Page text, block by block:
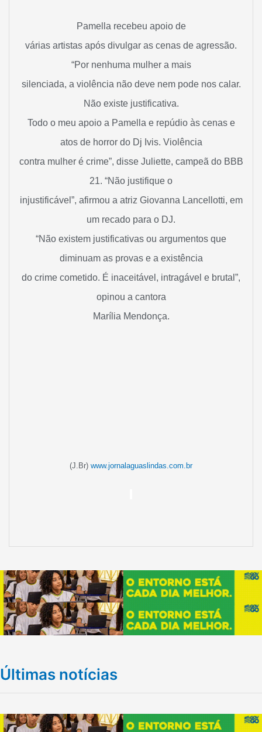
Pamella recebeu apoio de
várias artistas após divulgar as cenas de agressão.
“Por nenhuma mulher a mais
silenciada, a violência não deve nem pode nos calar.
Não existe justificativa.
Todo o meu apoio a Pamella e repúdio às cenas e
atos de horror do Dj Ivis. Violência
contra mulher é crime”, disse Juliette, campeã do BBB
21. “Não justifique o
injustificável”, afirmou a atriz Giovanna Lancellotti, em
um recado para o DJ.
“Não existem justificativas ou argumentos que
diminuam as provas e a existência
do crime cometido. É inaceitável, intragável e brutal”,
opinou a cantora
Marília Mendonça.
(J.Br) www.jornalaguaslindas.com.br
Últimas notícias